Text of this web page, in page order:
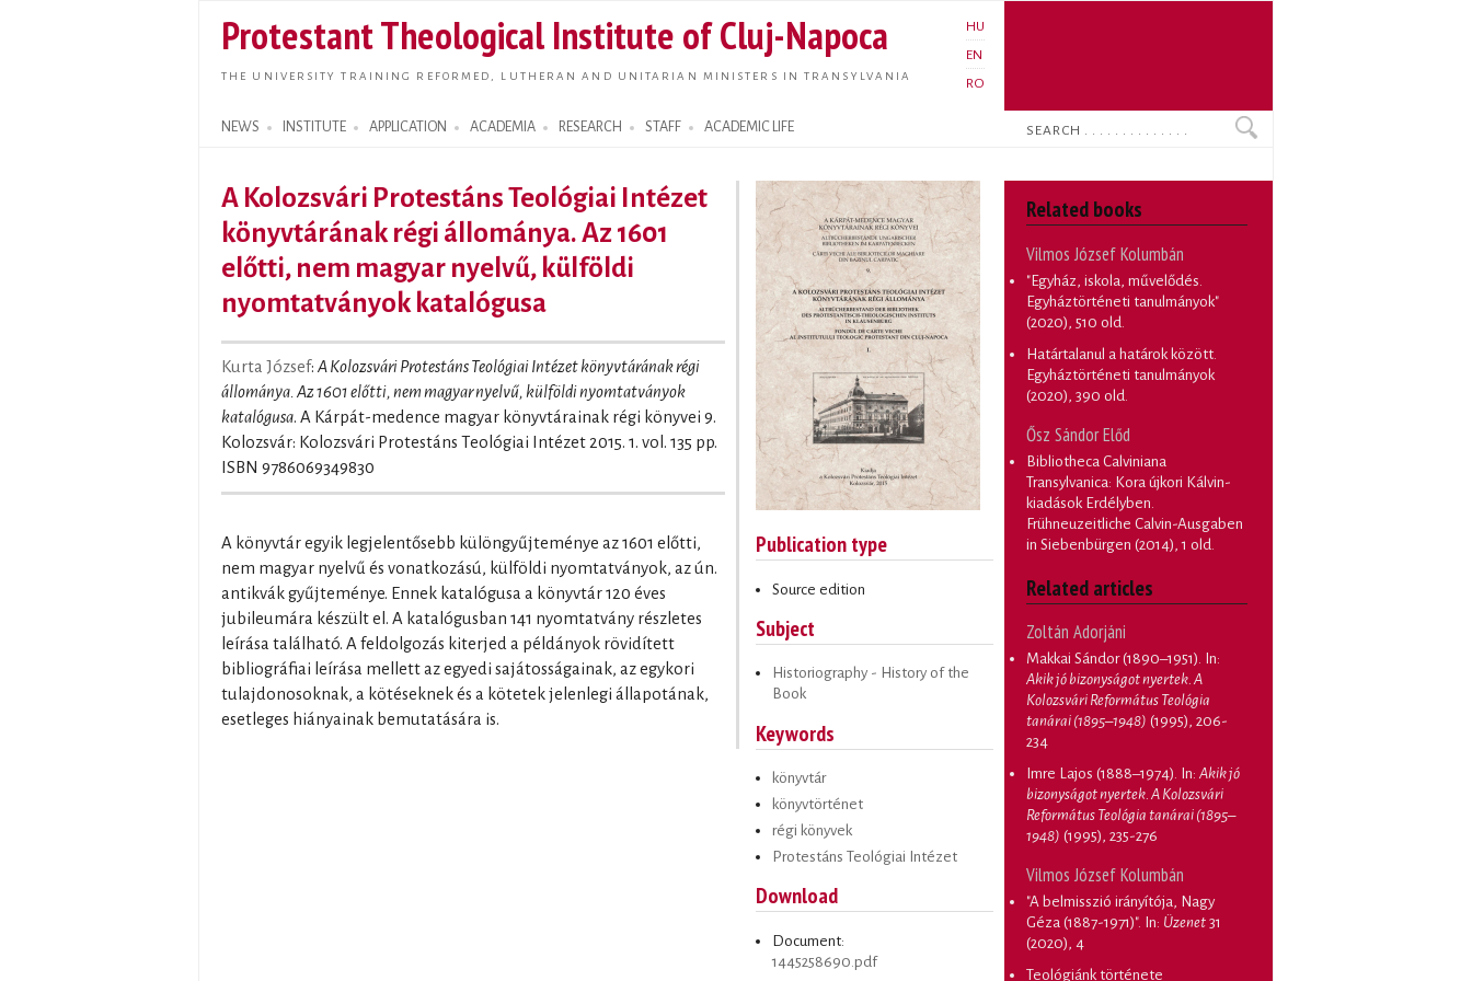
main
content
Protestant Theological Institute of Cluj-Napoca
THE UNIVERSITY TRAINING REFORMED, LUTHERAN AND UNITARIAN MINISTERS IN TRANSYLVANIA
HU
EN
RO
NEWS INSTITUTE APPLICATION ACADEMIA RESEARCH STAFF ACADEMIC LIFE
Search form
Search
A Kolozsvári Protestáns Teológiai Intézet
könyvtárának régi állománya. Az 1601
előtti, nem magyar nyelvű, külföldi
nyomtatványok katalógusa
Kurta József: A Kolozsvári Protestáns Teológiai Intézet könyvtárának régi
állománya. Az 1601 előtti, nem magyar nyelvű, külföldi nyomtatványok
katalógusa. A Kárpát-medence magyar könyvtárainak régi könyvei 9.
Kolozsvár: Kolozsvári Protestáns Teológiai Intézet 2015. 1. vol. 135 pp.
ISBN 9786069349830
A könyvtár egyik legjelentősebb különgyűjteménye az 1601 előtti,
nem magyar nyelvű és vonatkozású, külföldi nyomtatványok, az ún.
antikvák gyűjteménye. Ennek katalógusa a könyvtár 120 éves
jubileumára készült el. A katalógusban 141 nyomtatvány részletes
leírása található. A feldolgozás kiterjed a példányok rövidített
bibliográfiai leírása mellett az egyedi sajátosságainak, az egykori
tulajdonosoknak, a kötéseknek és a kötetek jelenlegi állapotának,
esetleges hiányainak bemutatására is.
Publication type
Source edition
Subject
Historiography - History of the
Book
Keywords
könyvtár
könyvtörténet
régi könyvek
Protestáns Teológiai Intézet
Download
Document:
1445258690.pdf
Related books
Vilmos József Kolumbán
"Egyház, iskola, művelődés.
Egyháztörténeti tanulmányok"
(2020), 510 old.
Határtalanul a határok között.
Egyháztörténeti tanulmányok
(2020), 390 old.
Ősz Sándor Előd
Bibliotheca Calviniana
Transylvanica: Kora újkori Kálvin-
kiadások Erdélyben.
Frühneuzeitliche Calvin-Ausgaben
in Siebenbürgen (2014), 1 old.
Related articles
Zoltán Adorjáni
Makkai Sándor (1890–1951). In:
Akik jó bizonyságot nyertek. A
Kolozsvári Református Teológia
tanárai (1895–1948) (1995), 206-
234
Imre Lajos (1888–1974). In: Akik jó
bizonyságot nyertek. A Kolozsvári
Református Teológia tanárai (1895–
1948) (1995), 235-276
Vilmos József Kolumbán
"A belmisszió irányítója, Nagy
Géza (1887-1971)". In: Üzenet 31
(2020), 4
Teológiánk története